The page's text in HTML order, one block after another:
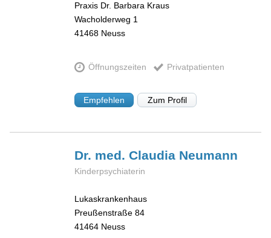
Praxis Dr. Barbara Kraus
Wacholderweg 1
41468 Neuss
Öffnungszeiten Privatpatienten
Empfehlen Zum Profil
Dr. med. Claudia Neumann
Kinderpsychiaterin
Lukaskrankenhaus
Preußenstraße 84
41464 Neuss